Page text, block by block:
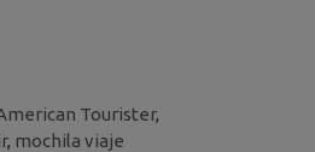
Tourister,
, mochila viaje